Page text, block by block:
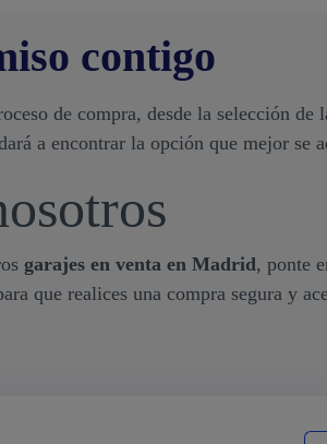
contigo
de compra, desde la selección de
a encontrar la opción que mejor se
garajes en venta en Madrid, ponte
que realices una compra segura y